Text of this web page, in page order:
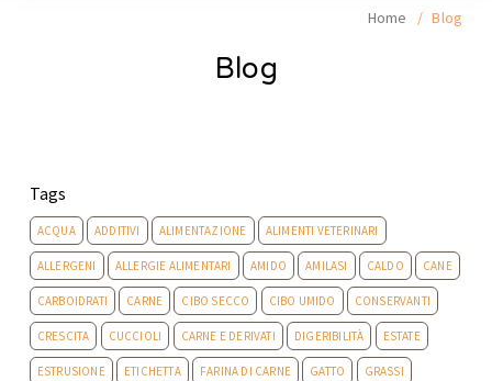
Home / Blog
Blog
Tags
ACQUA ADDITIVI ALIMENTAZIONE ALIMENTI VETERINARI
ALLERGENI ALLERGIE ALIMENTARI AMIDO AMILASI CALDO CANE
CARBOIDRATI CARNE CIBO SECCO CIBO UMIDO CONSERVANTI
CRESCITA CUCCIOLI CARNE E DERIVATI DIGERIBILITÀ ESTATE
ESTRUSIONE ETICHETTA FARINA DI CARNE GATTO GRASSI